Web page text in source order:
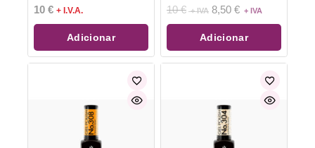
0
de
5
10 € + I.V.A.
Adicionar
0
de
5
10€ 8,50 €
Adicionar